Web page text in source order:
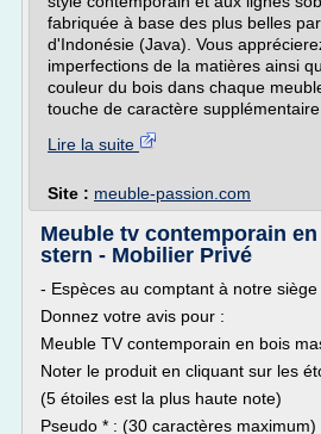
fabriquée à base des plus belles
d'Indonésie (Java). Vous
imperfections de la matières ainsi
couleur du bois dans chaque
touche de caractère supplémentaire
Lire la suite
Site : meuble-passion.com
Meuble tv contemporain
stern - Mobilier Privé
- Espèces au comptant à notre siège
Donnez votre avis pour :
Meuble TV contemporain en bois
Noter le produit en cliquant sur les
(5 étoiles est la plus haute note)
Pseudo * : (30 caractères maximum)